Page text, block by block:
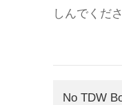
しんでくだ
No TDW